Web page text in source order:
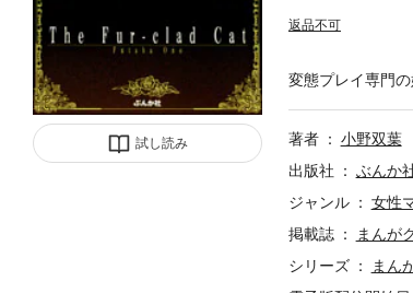
試し読み
返品不可
変態プレイ専門
著者
小野双葉
出版社
ぶんか
ジャンル
女性
掲載誌
まんが
シリーズ
まん